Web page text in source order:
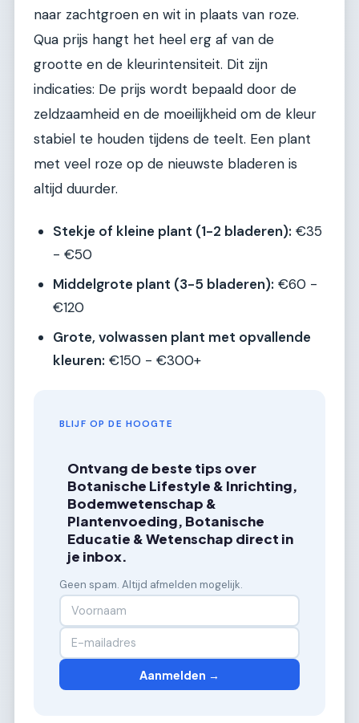
naar zachtgroen en wit in plaats van roze.
Qua prijs hangt het heel erg af van de
grootte en de kleurintensiteit. Dit zijn
indicaties: De prijs wordt bepaald door de
zeldzaamheid en de moeilijkheid om de kleur
stabiel te houden tijdens de teelt. Een plant
met veel roze op de nieuwste bladeren is
altijd duurder.
Stekje of kleine plant (1-2 bladeren): €35
- €50
Middelgrote plant (3-5 bladeren): €60 -
€120
Grote, volwassen plant met opvallende
kleuren: €150 - €300+
BLIJF OP DE HOOGTE
Ontvang de beste tips over
Botanische Lifestyle & Inrichting,
Bodemwetenschap &
Plantenvoeding, Botanische
Educatie & Wetenschap direct in
je inbox.
Geen spam. Altijd afmelden mogelijk.
Aanmelden →